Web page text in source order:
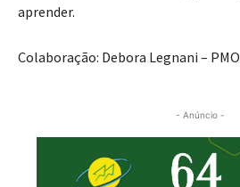
aprender.
Colaboração: Debora Legnani – PMO
- Anúncio -